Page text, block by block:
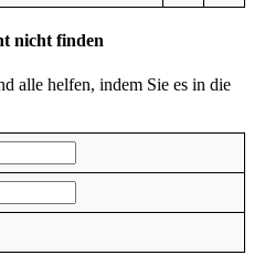
nicht finden
alle helfen, indem Sie es in die